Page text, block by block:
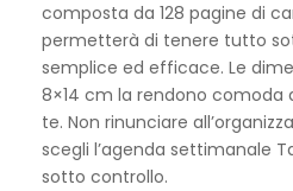
composta da 128 pagine di
permetterà di tenere tutto
semplice ed efficace. Le
8×14 cm la rendono comoda
te. Non rinunciare
scegli l’agenda settimanale
sotto controllo.